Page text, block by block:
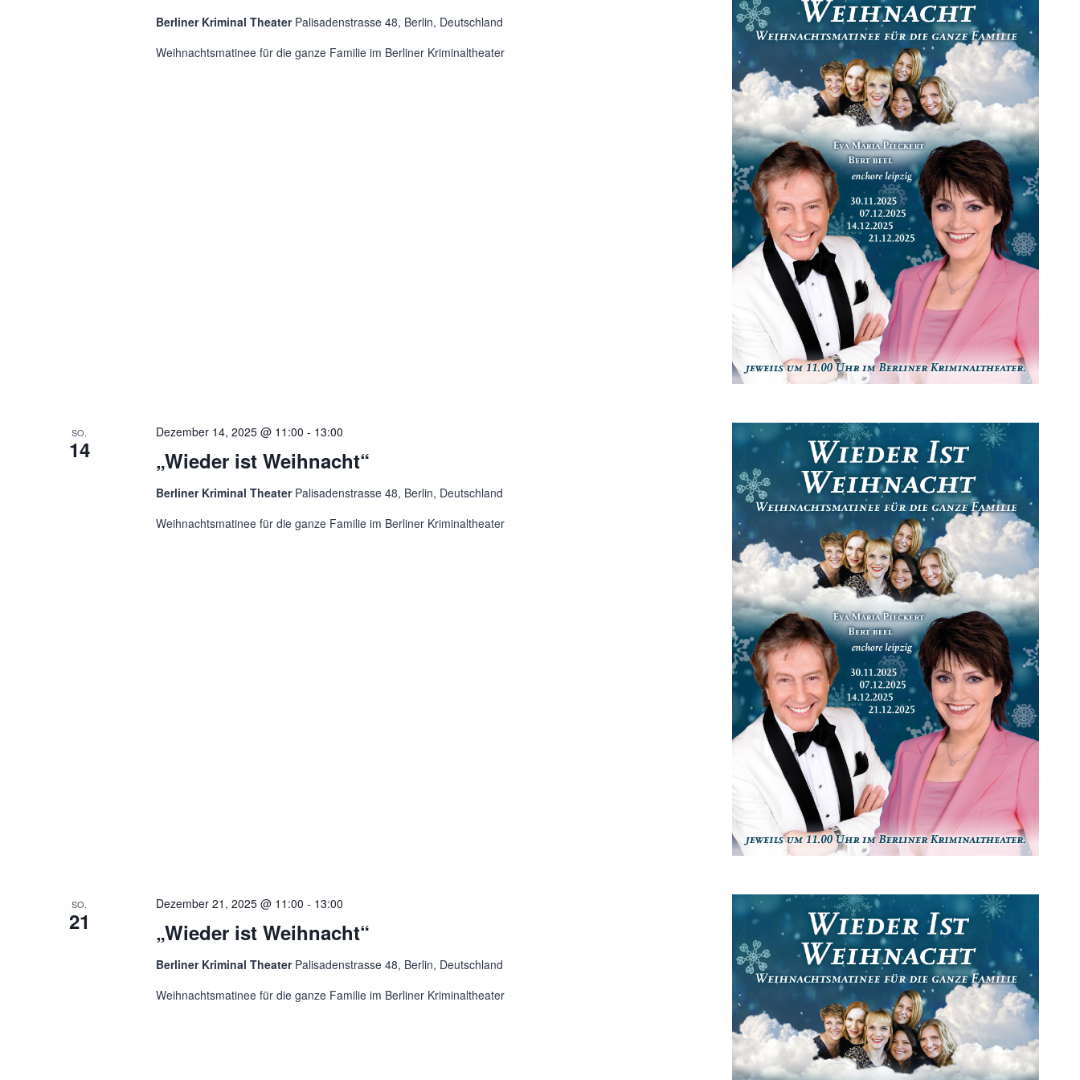
Berliner Kriminal Theater Palisadenstrasse 48, Berlin, Deutschland
Weihnachtsmatinee für die ganze Familie im Berliner Kriminaltheater
SO.
14 „Wieder ist Weihnacht“
Dezember 14, 2025 @ 11:00 - 13:00
Berliner Kriminal Theater Palisadenstrasse 48, Berlin, Deutschland
Weihnachtsmatinee für die ganze Familie im Berliner Kriminaltheater
SO.
21 „Wieder ist Weihnacht“
Dezember 21, 2025 @ 11:00 - 13:00
Berliner Kriminal Theater Palisadenstrasse 48, Berlin, Deutschland
Weihnachtsmatinee für die ganze Familie im Berliner Kriminaltheater